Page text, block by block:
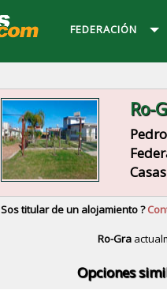
FEDERACIÓN
Ro-
Sos titular de un alojamiento ?
Ro-Gra
Opciones